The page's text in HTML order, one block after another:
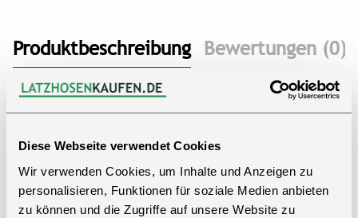
Diese Webseite verwendet Cookies
Wir verwenden Cookies, um Inhalte und Anzeigen zu
personalisieren, Funktionen für soziale Medien anbieten
zu können und die Zugriffe auf unsere Website zu
Produktbeschreibung Bewertungen (0)
Dieser navyfarbene Overall für Erwachsene ist eine
praktische und vielseitige Wahl für den täglichen Einsatz.
professionelle Optik.
Gefertigt aus einer robusten Mischung aus 65% Polyester
und 35% Baumwolle mit einem Stoffgewicht von 260 g/m²